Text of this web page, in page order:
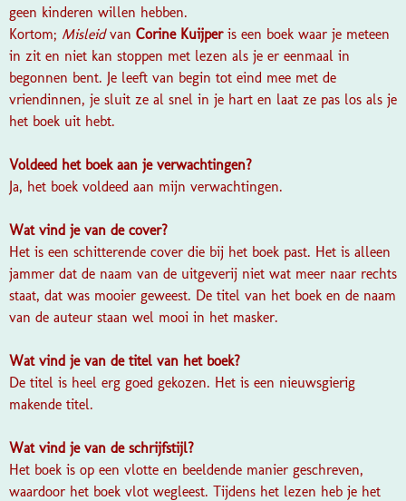
geen kinderen willen hebben.
Kortom; Misleidvan Corine Kuijper is een boek waar je meteen
in zit en niet kan stoppen met lezen als je er eenmaal in
begonnen bent. Je leeft van begin tot eind mee met de
vriendinnen, je sluit ze al snel in je hart en laat ze pas los als je
het boek uit hebt.
Voldeed het boek aan je verwachtingen?
Ja, het boek voldeed aan mijn verwachtingen.
Wat vind je van de cover?
Het is een schitterende cover die bij het boek past. Het is alleen
jammer dat de naam van de uitgeverij niet wat meer naar rechts
staat, dat was mooier geweest. De titel van het boek en de naam
van de auteur staan wel mooi in het masker.
Wat vind je van de titel van het boek?
De titel is heel erg goed gekozen. Het is een nieuwsgierig
makende titel.
Wat vind je van de schrijfstijl?
Het boek is op een vlotte en beeldende manier geschreven,
waardoor het boek vlot wegleest. Tijdens het lezen heb je het